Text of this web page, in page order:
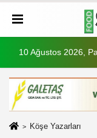
10 Ağustos 2026,
Köşe Yazarları